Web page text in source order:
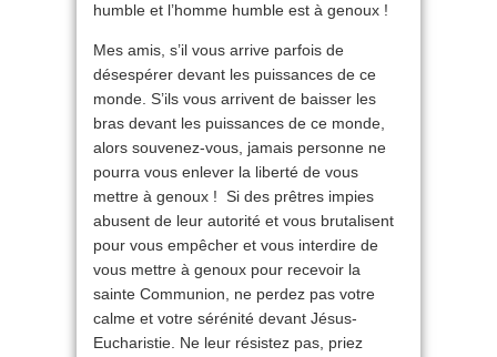
humble et l’homme humble est à genoux !
Mes amis, s’il vous arrive parfois de
désespérer devant les puissances de ce
monde. S’ils vous arrivent de baisser les
bras devant les puissances de ce monde,
alors souvenez-vous, jamais personne ne
pourra vous enlever la liberté de vous
mettre à genoux ! Si des prêtres impies
abusent de leur autorité et vous brutalisent
pour vous empêcher et vous interdire de
vous mettre à genoux pour recevoir la
sainte Communion, ne perdez pas votre
calme et votre sérénité devant Jésus-
Eucharistie. Ne leur résistez pas, priez